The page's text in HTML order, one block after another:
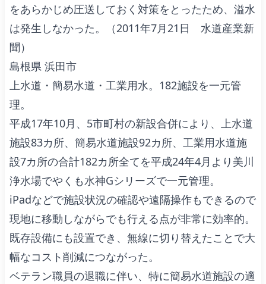
をあらかじめ圧送しておく対策をとったため、溢水
は発生しなかった。（2011年7月21日 水道産業新
聞）
島根県 浜田市
上水道・簡易水道・工業用水。182施設を一元管
理。
平成17年10月、5市町村の新設合併により、上水道
施設83カ所、簡易水道施設92カ所、工業用水道施
設7カ所の合計182カ所全てを平成24年4月より美川
浄水場でやくも水神Gシリーズで一元管理。
iPadなどで施設状況の確認や遠隔操作もできるので
現地に移動しながらでも行える点が非常に効率的。
既存設備にも設置でき、無線に切り替えたことで大
幅なコスト削減につながった。
ベテラン職員の退職に伴い、特に簡易水道施設の適